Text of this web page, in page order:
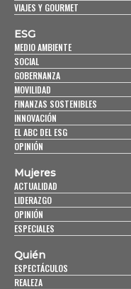
VIAJES Y GOURMET
ESG
MEDIO AMBIENTE
SOCIAL
GOBERNANZA
MOVILIDAD
FINANZAS SOSTENIBLES
INNOVACIÓN
EL ABC DEL ESG
OPINIÓN
Mujeres
ACTUALIDAD
LIDERAZGO
OPINIÓN
ESPECIALES
Quién
ESPECTÁCULOS
REALEZA